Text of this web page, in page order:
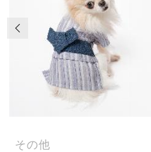
その他
前の画像